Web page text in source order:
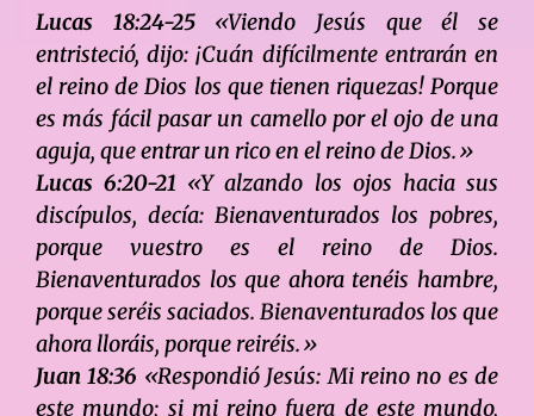
Lucas 18:24-25«Viendo Jesús que él se
entristeció, dijo: ¡Cuán difícilmente entrarán en
el reino de Dios los que tienen riquezas! Porque
es más fácil pasar un camello por el ojo de una
aguja, que entrar un rico en el reino de Dios.»
Lucas 6:20-21 «Y alzando los ojos hacia sus
discípulos, decía: Bienaventurados los pobres,
porque vuestro es el reino de Dios.
Bienaventurados los que ahora tenéis hambre,
porque seréis saciados. Bienaventurados los que
ahora lloráis, porque reiréis.»
Juan 18:36 «Respondió Jesús: Mi reino no es de
este mundo; si mi reino fuera de este mundo,